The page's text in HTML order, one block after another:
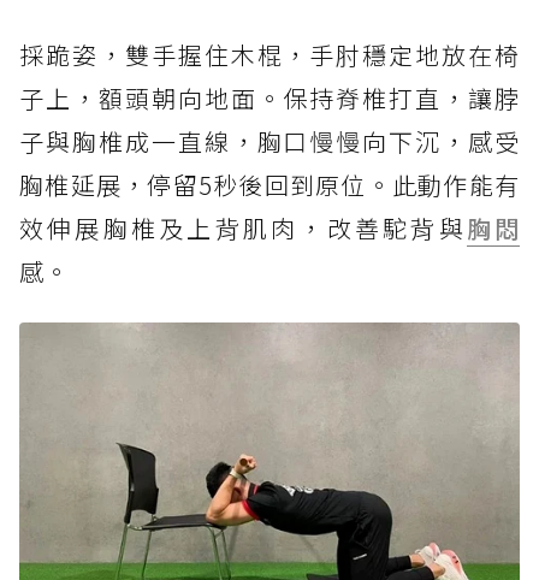
採跪姿，雙手握住木棍，手肘穩定地放在椅
子上，額頭朝向地面。保持脊椎打直，讓脖
子與胸椎成一直線，胸口慢慢向下沉，感受
胸椎延展，停留5秒後回到原位。此動作能有
效伸展胸椎及上背肌肉，改善駝背與胸悶
感。